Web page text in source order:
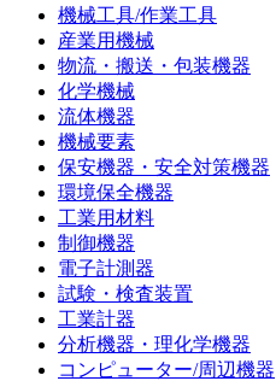
機械工具/作業工具
産業用機械
物流・搬送・包装機器
化学機械
流体機器
機械要素
保安機器・安全対策機器
環境保全機器
工業用材料
制御機器
電子計測器
試験・検査装置
工業計器
分析機器・理化学機器
コンピューター/周辺機器